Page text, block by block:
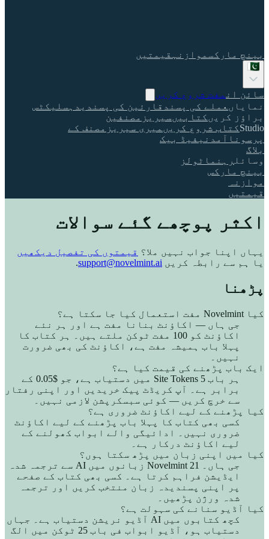
بینچ مارکس موازنہ قیمتیں
سائن ان مفت شروع کریں
نمایاں عملے کی پسند قارئین کی پسندیدہ سلیکٹس
براؤز کریں کتابیںسیریز مصنفین
Studioکتاب شروع کریں میری سیریز مصنف کے
پرسونا آمدنی فیڈ بیک
بلاگ
وسائل رہنما ٹولز
بینچ مارکس
موازنہ
قیمتیں
اکثر پوچھے گئے سوالات
یہاں اپنا جواب نہیں ملا؟ قیمتوں کی تفصیل دیکھیں
یا ہم سے رابطہ کریں support@novelmint.ai
.
پڑھنا
کیا Novelmint مفت استعمال کیا جا سکتا ہے؟
جی ہاں — اکاؤنٹ بنانا مفت ہے اور ہر نئے
اکاؤنٹ کو 100 مفت ٹوکن ملتے ہیں۔ ہر کتاب کا
پہلا باب ہمیشہ مفت ہے، اکاؤنٹ کی بھی ضرورت
نہیں۔
ایک باب پڑھنے کی قیمت کیا ہے؟
ہر باب 5 Site Tokens میں دستیاب ہے، جو $0.05 کے
برابر ہے۔ آپ کریڈٹ پیک خریدیں اور اپنی رفتار
سے خرچ کریں — کوئی سبسکرپشن لازمی نہیں۔
کیا پڑھنے کے لیے اکاؤنٹ ضروری ہے؟
کسی بھی کتاب کا پہلا باب پڑھنے کے لیے اکاؤنٹ
ضروری نہیں۔ ادائیگی والے ابواب کھولنے کے
لیے اکاؤنٹ درکار ہے۔
کیا میں اپنی زبان میں پڑھ سکتا ہوں؟
جی ہاں۔ Novelmint 21 زبانوں میں AI سے ترجمہ شدہ
ایڈیشن فراہم کرتا ہے۔ کسی بھی کتاب کے صفحے
پر اپنی پسندیدہ زبان منتخب کریں اور ترجمہ
شدہ ورژن پڑھیں۔
کیا آڈیو سنانے کی سہولت ہے؟
کچھ کتابوں میں AI آڈیو نریشن دستیاب ہے۔ جہاں
دستیاب ہو، آڈیو ابواب فی باب 25 ٹوکن میں الگ